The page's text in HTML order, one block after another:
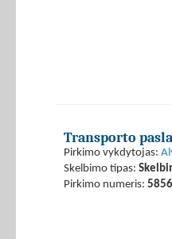
Transporto
Pirkimo vykdytojas:
Skelbimo tipas:
Pirkimo numeris: